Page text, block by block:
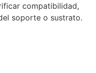
compatibilidad,
soporte o sustrato.